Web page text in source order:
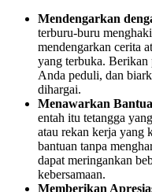
Mendengarkan
terburu-buru
mendengarkan cerita
yang terbuka. Berikan
Anda peduli, dan
dihargai.
Menawarkan
entah itu tetangga
atau rekan kerja yang
bantuan tanpa
dapat meringankan
kebersamaan.
Memberikan